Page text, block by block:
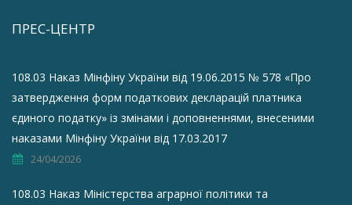
ПРЕС-ЦЕНТР
108.03 Наказ Мінфіну України від 19.06.2015 № 578 «Про
затвердження форм податкових декларацій платника
єдиного податку» із змінами і доповненнями, внесеними
наказами Мінфіну України від 17.03.2017
24/04/2026
108.03 Наказ Міністерства аграрної політики та